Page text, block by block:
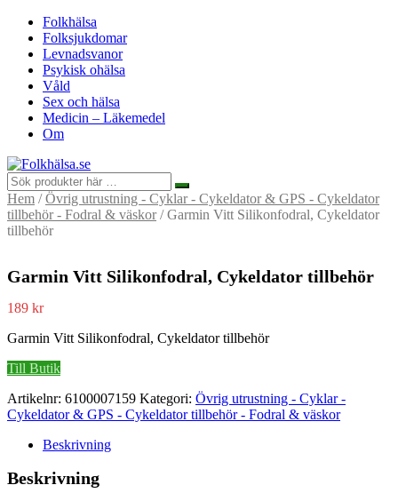
Folkhälsa
Folksjukdomar
Levnadsvanor
Psykisk ohälsa
Våld
Sex och hälsa
Medicin – Läkemedel
Om
Hem /Övrig utrustning - Cyklar - Cykeldator & GPS - Cykeldator
tillbehör - Fodral & väskor/ Garmin Vitt Silikonfodral, Cykeldator
tillbehör
Garmin Vitt Silikonfodral, Cykeldator tillbehör
189 kr
Garmin Vitt Silikonfodral, Cykeldator tillbehör
Till Butik
Artikelnr: 6100007159 Kategori: Övrig utrustning - Cyklar -
Cykeldator & GPS - Cykeldator tillbehör - Fodral & väskor
Beskrivning
Beskrivning